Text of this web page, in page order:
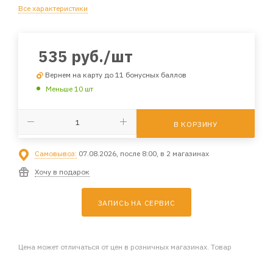
Все характеристики
535 руб./шт
Вернем на карту до 11 бонусных баллов
Меньше 10 шт
В КОРЗИНУ
Самовывоз: 07.08.2026, после 8:00, в 2 магазинах
Хочу в подарок
ЗАПИСЬ НА СЕРВИС
Цена может отличаться от цен в розничных магазинах. Товар